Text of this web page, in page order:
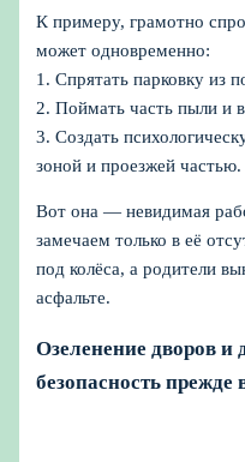
К примеру, грамотно
может одновременно:
1. Спрятать парковку из
2. Поймать часть пыли и
3. Создать
зоной и проезжей частью.
Вот она — невидимая
замечаем только в её
под колёса, а родители
асфальте.
Озеленение дворов и
безопасность прежде